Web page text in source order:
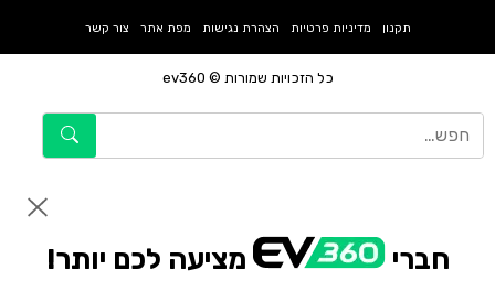
כל הזכויות שמורות © ev360
תקנון מדיניות פרטיות הצהרת נגישות מפת אתר צור קשר
חברי מציעה לכם יותר!